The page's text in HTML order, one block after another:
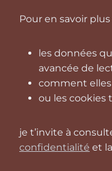
Pour en savoir plus
les données
avancée de
comment
ou les cookies
je t’invite à
confidentialité et la